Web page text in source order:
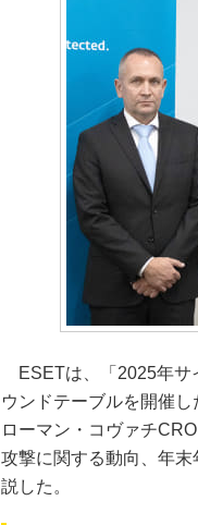
ESETは、「2025年サ
ウンドテーブルを開催
ローマン・コヴァチ
攻撃に関する動向、年
説した。